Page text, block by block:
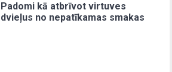
Padomi kā atbrīvot virtuves
dvieļus no nepatīkamas smakas